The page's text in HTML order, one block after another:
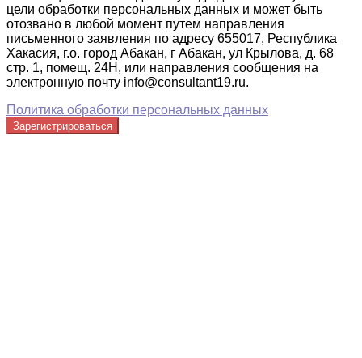
цели обработки персональных данных и может быть
отозвано в любой момент путем направления
письменного заявления по адресу 655017, Республика
Хакасия, г.о. город Абакан, г Абакан, ул Крылова, д. 68
стр. 1, помещ. 24Н, или направления сообщения на
электронную почту info@consultant19.ru.
Политика обработки персональных данных
Зарегистрироваться